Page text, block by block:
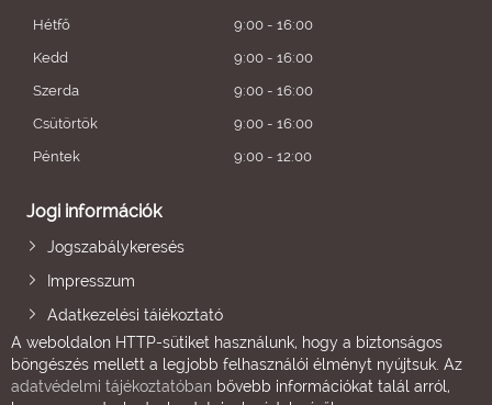
Hétfő
9:00 - 16:00
Kedd
9:00 - 16:00
Szerda
9:00 - 16:00
Csütörtök
9:00 - 16:00
Péntek
9:00 - 12:00
Jogi információk
Jogszabálykeresés
Impresszum
Adatkezelési tájékoztató
A weboldalon HTTP-sütiket használunk, hogy a biztonságos
böngészés mellett a legjobb felhasználói élményt nyújtsuk. Az
adatvédelmi tájékoztatóban bővebb információkat talál arról,